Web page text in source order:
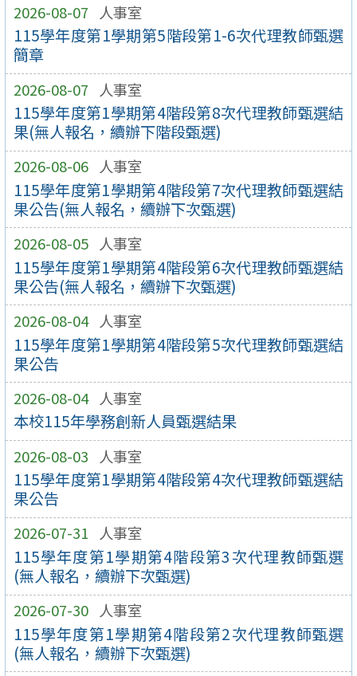
2026-08-07 人事室
115學年度第1學期第5階段第1-6次代理教師甄選
簡章
2026-08-07 人事室
115學年度第1學期第4階段第8次代理教師甄選結
果(無人報名，續辦下階段甄選)
2026-08-06 人事室
115學年度第1學期第4階段第7次代理教師甄選結
果公告(無人報名，續辦下次甄選)
2026-08-05 人事室
115學年度第1學期第4階段第6次代理教師甄選結
果公告(無人報名，續辦下次甄選)
2026-08-04 人事室
115學年度第1學期第4階段第5次代理教師甄選結
果公告
2026-08-04 人事室
本校115年學務創新人員甄選結果
2026-08-03 人事室
115學年度第1學期第4階段第4次代理教師甄選結
果公告
2026-07-31 人事室
115學年度第1學期第4階段第3次代理教師甄選
(無人報名，續辦下次甄選)
2026-07-30 人事室
115學年度第1學期第4階段第2次代理教師甄選
(無人報名，續辦下次甄選)